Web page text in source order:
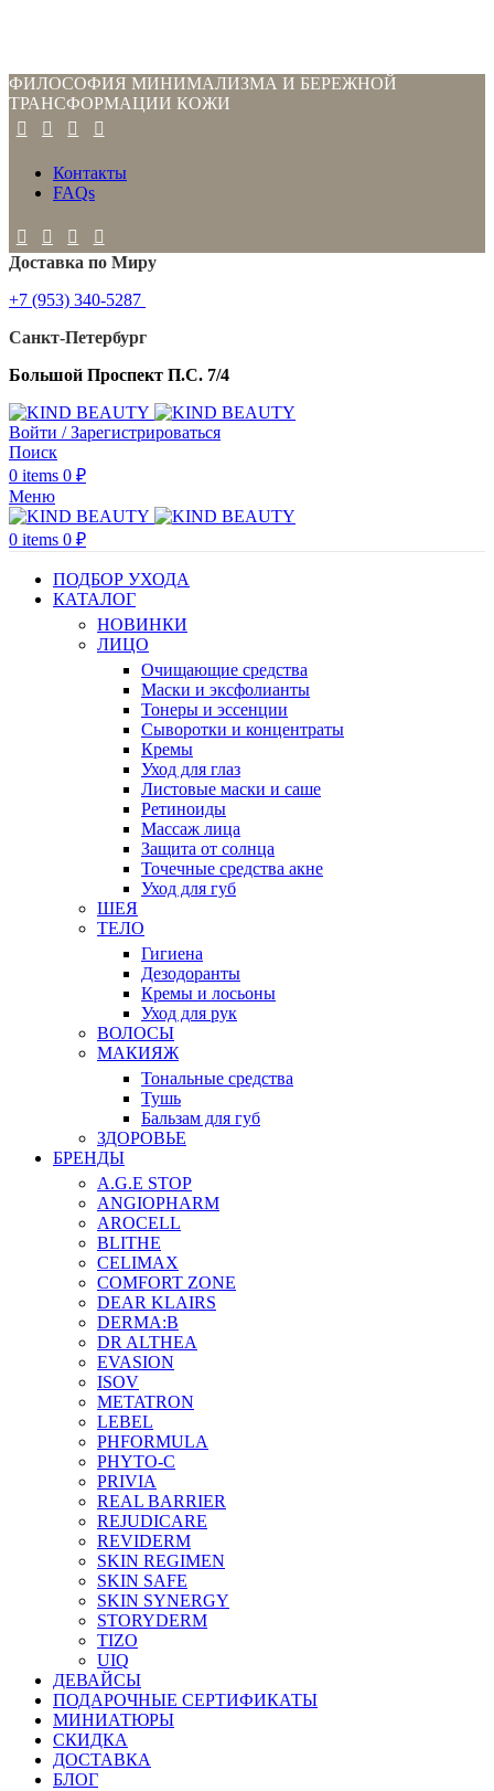
ФИЛОСОФИЯ МИНИМАЛИЗМА И БЕРЕЖНОЙ
ТРАНСФОРМАЦИИ КОЖИ
Контакты
FAQs
Доставка по Миру
+7 (953) 340-5287
Санкт-Петербург
Большой Проспект П.С. 7/4
Войти / Зарегистрироваться
Поиск
0 items 0 ₽
Меню
0 items 0 ₽
ПОДБОР УХОДА
КАТАЛОГ
НОВИНКИ
ЛИЦО
Очищающие средства
Маски и эксфолианты
Тонеры и эссенции
Сыворотки и концентраты
Кремы
Уход для глаз
Листовые маски и саше
Ретиноиды
Массаж лица
Защита от солнца
Точечные средства акне
Уход для губ
ШЕЯ
ТЕЛО
Гигиена
Дезодоранты
Кремы и лосьоны
Уход для рук
ВОЛОСЫ
МАКИЯЖ
Тональные средства
Тушь
Бальзам для губ
ЗДОРОВЬЕ
БРЕНДЫ
A.G.E STOP
ANGIOPHARM
AROCELL
BLITHE
CELIMAX
COMFORT ZONE
DEAR KLAIRS
DERMA:B
DR ALTHEA
EVASION
ISOV
METATRON
LEBEL
PHFORMULA
PHYTO-C
PRIVIA
REAL BARRIER
REJUDICARE
REVIDERM
SKIN REGIMEN
SKIN SAFE
SKIN SYNERGY
STORYDERM
TIZO
UIQ
ДЕВАЙСЫ
ПОДАРОЧНЫЕ СЕРТИФИКАТЫ
МИНИАТЮРЫ
СКИДКА
ДОСТАВКА
БЛОГ